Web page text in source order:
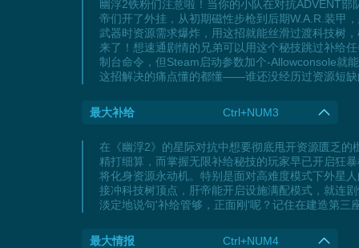
幽浮2铁粉们注意啦！当你的小队在对抗ADVENT
帝们开了外挂，从初期磁性步枪到后期W.A.R.装甲
武器时资源需求爆炸，用这招就能丝滑过渡科技树
来了！想速通剧情的兄弟可以用这个秘技跳过补给
制台命令，但Steam启动参数加个-Allowconsole就
这招解决的痛点懂的都懂——谁还没经历过资源短缺
最大补给 Ctrl+NUM3
在《幽浮2》的星际对抗中想要彻底甩开资源匮乏
精打细算，而掌握无限补给秘技的玩家早已开启狂
将化身资源永动机。特别是面对高难度模式下外星
接冲科技树顶点，肝帝能开启设施满配模式，就连
淡定地说句'补给管够，正面刚'呢？记住在建造第三
最大情报 Ctrl+NUM4